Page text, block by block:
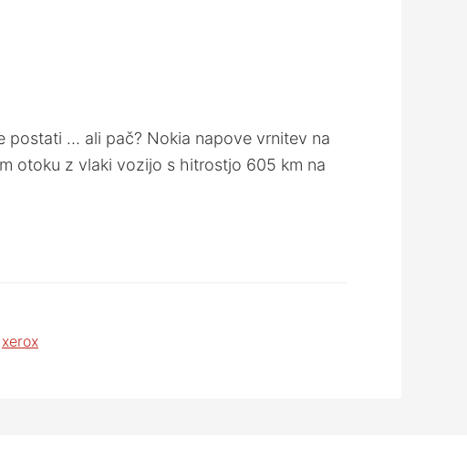
postati … ali pač? Nokia napove vrnitev na
otoku z vlaki vozijo s hitrostjo 605 km na
xerox